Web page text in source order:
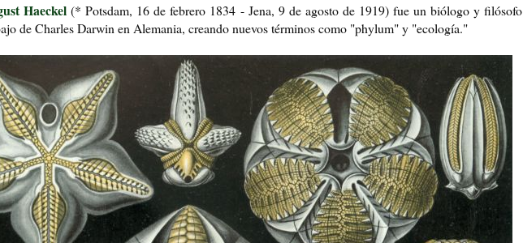
Haeckel(* Potsdam, 16 de febrero 1834 - Jena, 9 de agosto de 1919) fue un biólogo y filósofo
de Charles Darwin en Alemania, creando nuevos términos como "phylum" y "ecología."